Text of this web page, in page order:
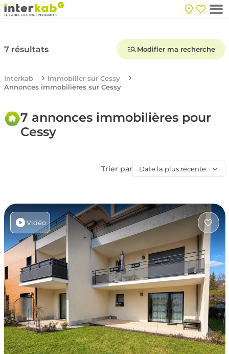
7 résultats Modifier ma recherche
Interkab
Immobilier sur Cessy
Annonces immobilières sur Cessy
7 annonces immobilières pour
Cessy
Trier par Date la plus récente
Vidéo